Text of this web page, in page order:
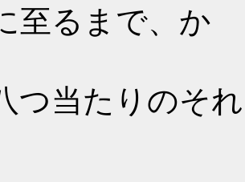
至るまで、か
つ当たりのそ